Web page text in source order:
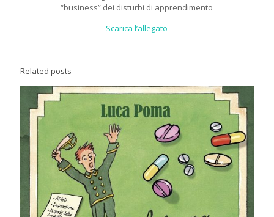
“business” dei disturbi di apprendimento
Scarica l’allegato
Related posts